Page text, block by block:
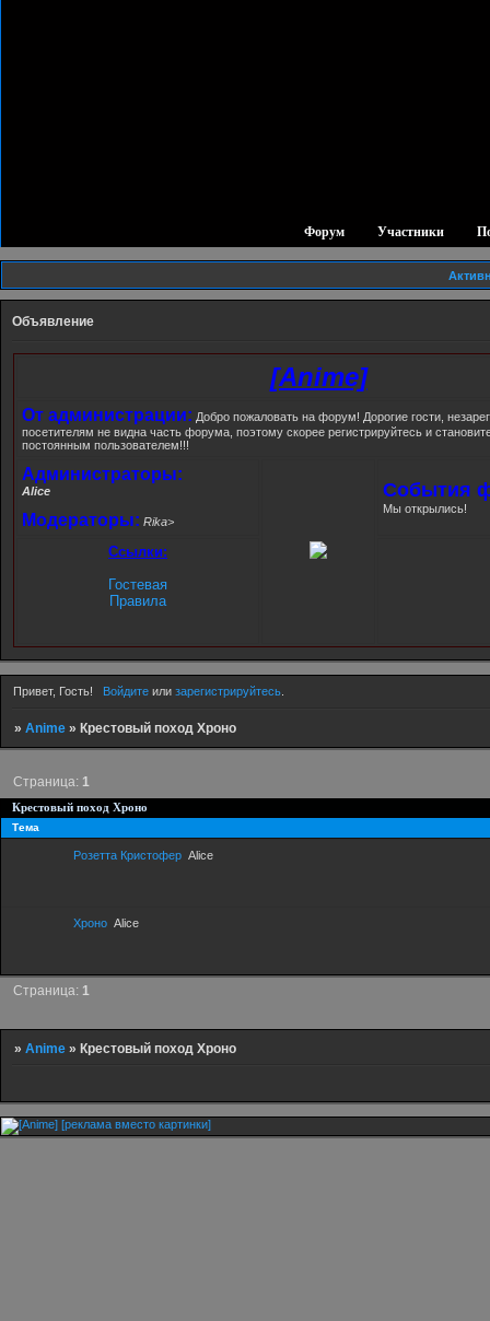
Форум Участники
Объявление
[Anime]
От администрации: Добро пожаловать на форум! Дорогие гости,
посетителям не видна часть форума, поэтому скорее регистрируйтесь и
постоянным пользователем!!!
Администраторы:
Alice
Модераторы: Rika>
События
Мы открылись!
Ссылки:
Гостевая
Правила
Привет, Гость! Войдитеили зарегистрируйтесь.
»Anime » Крестовый поход Хроно
Крестовый поход Хроно
Страница: 1
Тема
Розетта Кристофер Alice
Хроно Alice
Страница: 1
»Anime »Крестовый поход Хроно
[реклама вместо картинки]